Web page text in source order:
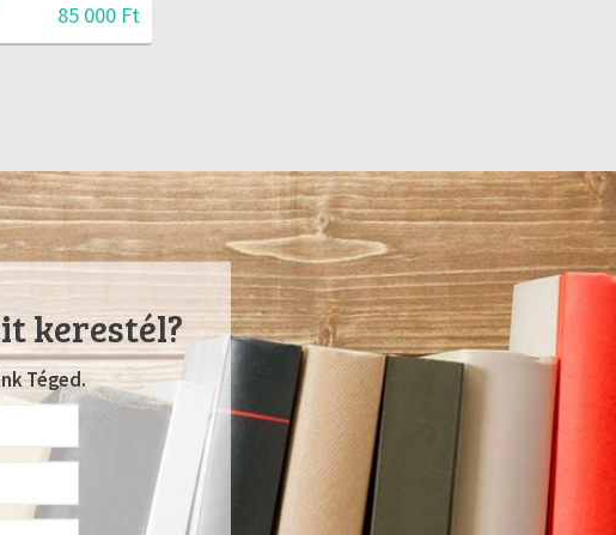
85 000 Ft
kerestél?
Téged.